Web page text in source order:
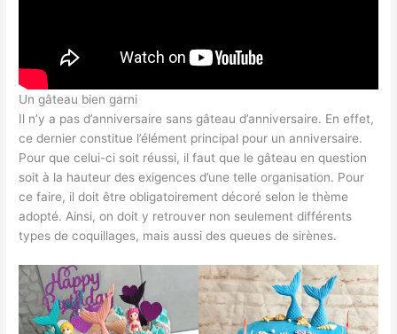
Un gâteau bien garni
Il n’y a pas d’anniversaire sans gâteau d’anniversaire. En effet,
ce dernier constitue l’élément principal pour un anniversaire.
Pour que celui-ci soit réussi, il faut que le gâteau en question
soit à la hauteur des exigences d’une telle organisation. Pour
ce faire, il doit être obligatoirement décoré selon le thème
adopté. Ainsi, on doit y retrouver non seulement différents
types de coquillages, mais aussi des queues de sirènes.